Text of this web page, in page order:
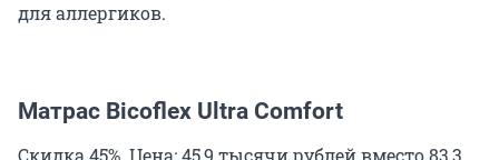
для аллергиков.
Матрас Bicoflex Ultra Comfort
Скидка 45%. Цена: 45,9 тысячи рублей вместо 83,3